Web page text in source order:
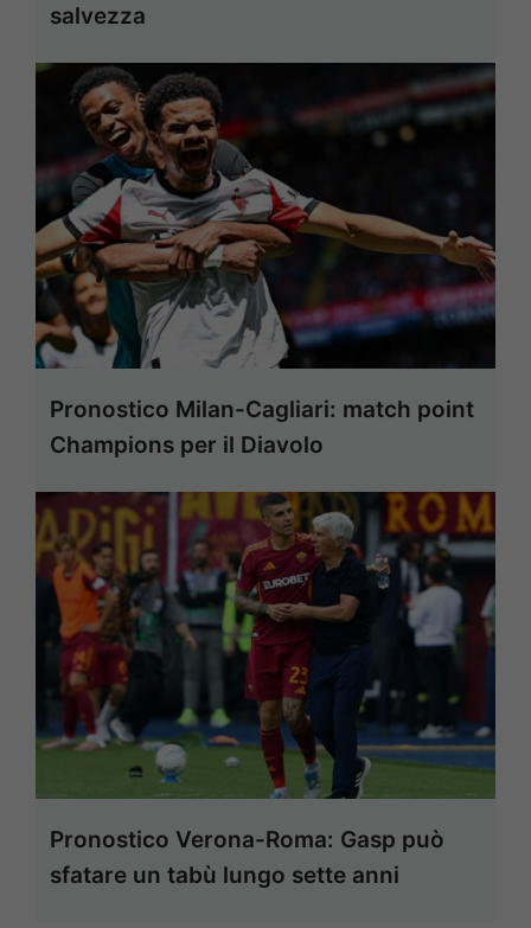
salvezza
Pronostico Milan-Cagliari: match point
Champions per il Diavolo
Pronostico Verona-Roma: Gasp può
sfatare un tabù lungo sette anni